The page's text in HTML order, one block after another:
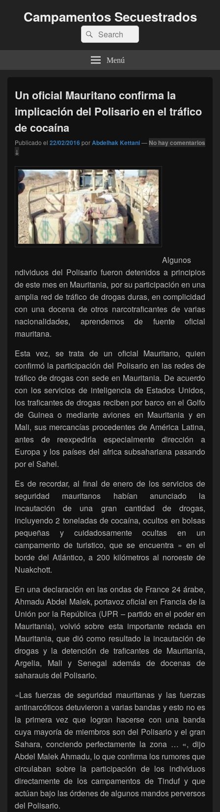
Campamentos Secuestrados
Buscar
por:
Buscar
Menú
Un oficial Mauritano confirma la
implicación del Polisario en el tráfico
de cocaína
Publicado el 22/02/2016porAbdelhak Kettani— No hay comentarios
↓
Algunos
ndividuos del Polisario fueron detenidos a principios
de este mes en Mauritania, por su participación en una
amplia red de tráfico de drogas duras, en complicidad
con una docena de otros narcotraficantes de varias
nacionalidades, aprendemos de fuente oficial
mauritana.
Esta vez, se trata de un oficial Mauritano, quien
confirmó la participación del Polisario en las redes de
tráfico de drogas con sede en Mauritania. De acuerdo
con los servicios de inteligencia de Estados Unidos,
los traficantes de drogas reciben por barco en el Golfo
de Guinea o mediante aviones en Mauritania y en
Mali, sus mercancías procedentes de América Latina,
antes de reexpedirla especialmente dirección a
Europa y los países del africa subsahariana pasando
por el Sahel.
Es de recordar, al final de enero de los servicios de
seguridad mauritanos habían anunciado la
incautación de una gran cantidad de drogas,
incluyendo 2 toneladas de cocaína, ocultos en bolsas
pequeñas y cuidadosamente ocultas en un
campamento de turistico, que se encuentra » en el
borde del Atlántico, a 200 kilómetros al noroeste de
Nuakchott.
En una declaración en las ondas de France 24 árabe,
Ahmadu Abdel Malek, portavoz oficial en Francia de la
Unión por la República (UPR – partido en el poder en
Mauritania), volvió sobre esta importante redada en
Mauritania, que dió como resultado la incautación de
drogas y la detención de traficantes de Mauritania,
Argelia, Mali y Senegal además de docenas de
saharauis del Polisario.
«Las fuerzas de seguridad mauritanas y las fuerzas
antinarcóticos detuvieron a varias bandas y esto no es
la primera vez que logran hacerse con una banda
cuya mayoría de miembros son del Polisario y el gran
Sahara, conciendo perfectamente la zona … «, dijo
Abdel Malek Ahmadu, lo que confirma los rumores que
circulaban sobre la participación de los individuos
directamente de los campamentos de Tinduf y que
actúan bajo las órdenes de algunos mandos perversos
del Polisario.